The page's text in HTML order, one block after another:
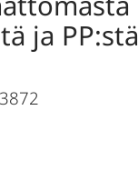
ja PP:stä